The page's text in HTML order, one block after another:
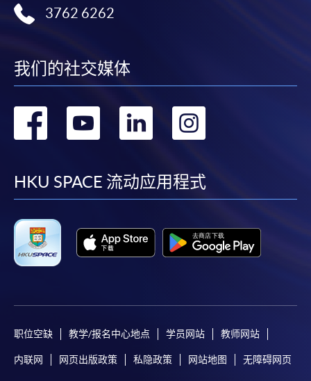
3762 6262
我们的社交媒体
转
facebook
转
youtube
转
linkedin
转
HKU SPACE 流动应用程式
职位空缺 教学/报名中心地点 学员网站 教师网站
内联网 网页出版政策 私隐政策 网站地图 无障碍网页